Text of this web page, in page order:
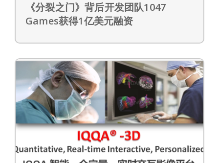
《分裂之门》背后开发团队1047
Games获得1亿美元融资